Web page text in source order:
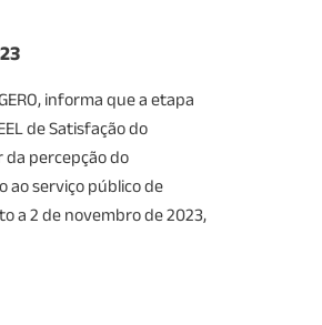
informa que a etapa
de Satisfação do
da percepção do
ao serviço público de
a 2 de novembro de 2023,